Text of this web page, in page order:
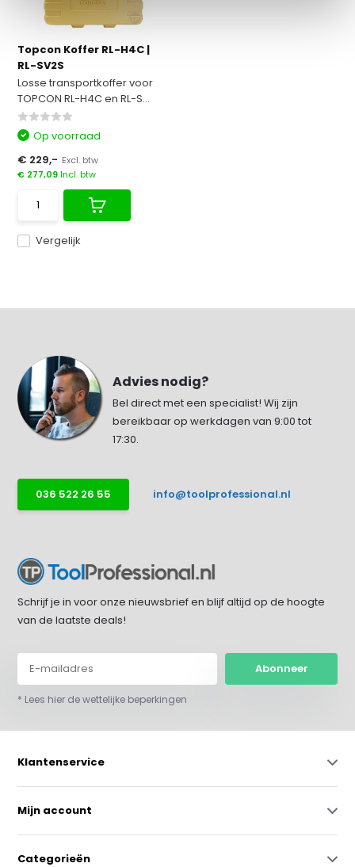
Topcon Koffer RL-H4C |
RL-SV2S
Losse transportkoffer voor
TOPCON RL-H4C en RL-S...
Vergelijk
Op voorraad
€ 229,- Excl. btw
€ 277,09Incl. btw
Advies nodig?
Bel direct met een specialist! Wij zijn
bereikbaar op werkdagen van 9:00 tot
17:30.
036 522 26 55 info@toolprofessional.nl
Schrijf je in voor onze nieuwsbrief en blijf altijd op de hoogte
van de laatste deals!
Abonneer
* Lees hier de wettelijke beperkingen
Klantenservice
Mijn account
Categorieën